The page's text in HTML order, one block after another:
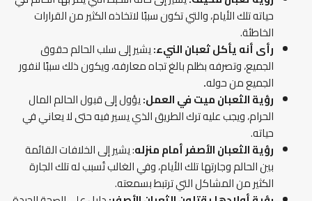
حياته تلك الأيام، والتي تكون سببًا لاتخاذه الكثير من القرارات
الخاطئة.
رأى أنه يأكل ثعبان النيء:يشير إلى سلب الحالم حقوق
الجميع، وتصرفه بظلم بالغ تجاه معارفه، ويكون ذلك سببًا لنفور
الجميع من حوله.
رؤية الثعبان ميت في العمل:يؤول إلى قبول الحالم المال
الحرام، ويجب عليه ترك الطريق الذي يسير فيه حتى لا يعاني في
حياته.
رؤية الثعبان الأصفر أمام منزله: يشير إلى الخلافات القائمة
بين الحالم وجارتها تلك الأيام، وفي الغالب تُسبب له تلك الجارة
الكثير من المشاكل التي ترتبط بسمعته.